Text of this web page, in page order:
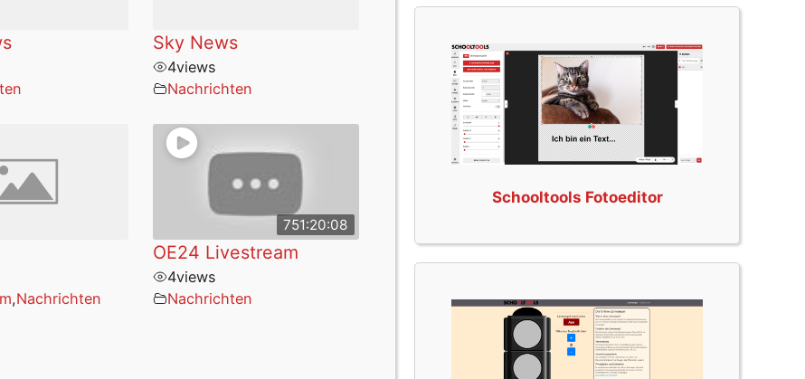
Sky News
4views
Nachrichten
,Nachrichten
751:20:08
OE24 Livestream
4views
Nachrichten
Schooltools Fotoeditor